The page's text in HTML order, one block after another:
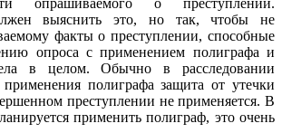
выяснить это, но так, чтобы не
факты о преступлении, способные
опроса с применением полиграфа и
в целом. Обычно в расследовании
применения полиграфа защита от утечки
преступлении не применяется. В
применить полиграф, это очень